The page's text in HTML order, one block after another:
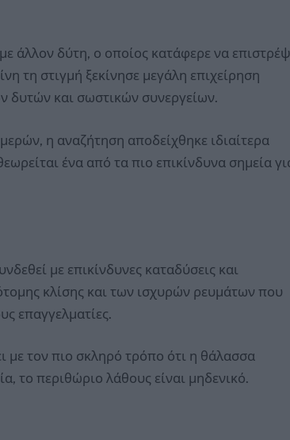
άλλον δύτη, ο οποίος κατάφερε να
τη στιγμή ξεκίνησε μεγάλη επιχείρηση
δυτών και σωστικών συνεργείων.
η αναζήτηση αποδείχθηκε ιδιαίτερα
ένα από τα πιο επικίνδυνα σημεία
με επικίνδυνες καταδύσεις και
κλίσης και των ισχυρών ρευμάτων που
επαγγελματίες.
με τον πιο σκληρό τρόπο ότι η θάλασσα
το περιθώριο λάθους είναι μηδενικό.